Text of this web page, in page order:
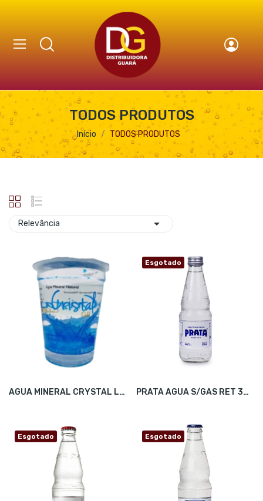
TODOS PRODUTOS
Início TODOS PRODUTOS
Relevância 
AGUA MINERAL CRYSTAL LIFE COPO 200ML C/48
Esgotado
PRATA AGUA S/GAS RET 300ML C/24
Esgotado Esgotado